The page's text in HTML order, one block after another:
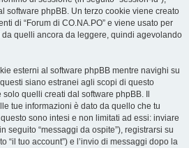
software phpBB. Un terzo cookie viene creato
di “Forum di CO.NA.PO” e viene usato per
quelli ancora da leggere, quindi agevolando
esterni al software phpBB mentre navighi su
siano estranei agli scopi di questo
quelli creati dal software phpBB. Il
tue informazioni è dato da quello che tu
sono intesi e non limitati ad essi: inviare
seguito “messaggi da ospite”), registrarsi su
“il tuo account”) e l’invio di messaggi dopo la